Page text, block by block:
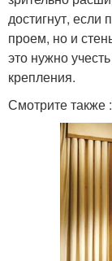
достигнут, если
проем, но и
это нужно
крепления.
Смотрите